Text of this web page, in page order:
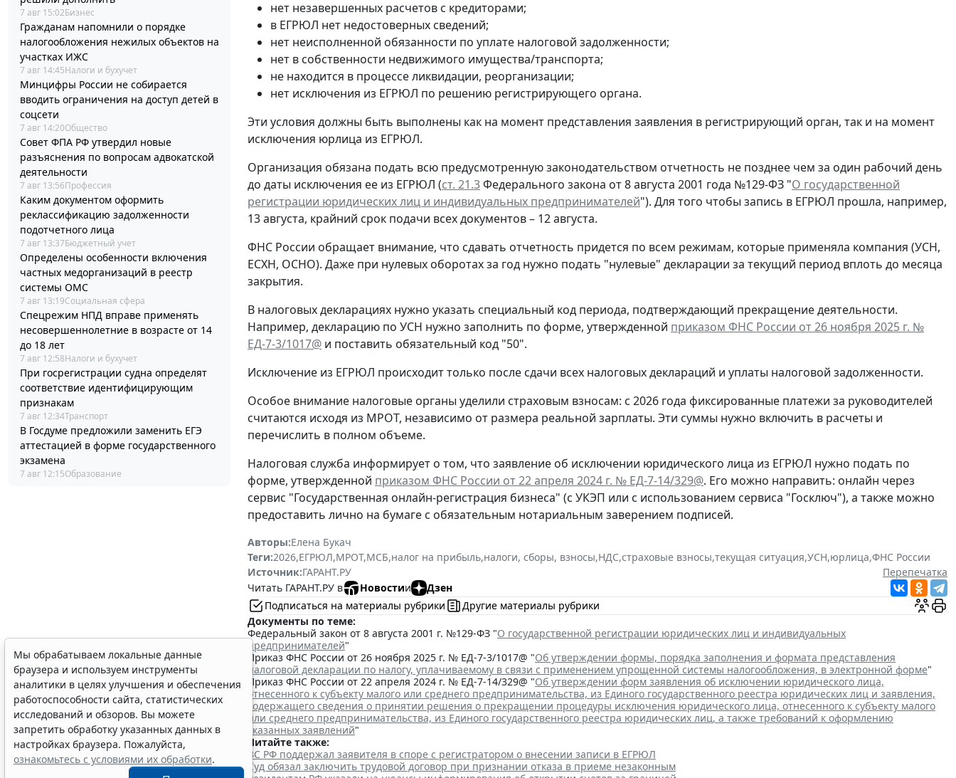
7 авг 15:02Бизнес
Гражданам напомнили о порядке
налогообложения нежилых объектов на
участках ИЖС
7 авг 14:45Налоги и бухучет
Минцифры России не собирается
вводить ограничения на доступ детей в
соцсети
7 авг 14:20Общество
Совет ФПА РФ утвердил новые
разъяснения по вопросам адвокатской
деятельности
7 авг 13:56Профессия
Каким документом оформить
реклассификацию задолженности
подотчетного лица
7 авг 13:37Бюджетный учет
Определены особенности включения
частных медорганизаций в реестр
системы ОМС
7 авг 13:19Социальная сфера
Спецрежим НПД вправе применять
несовершеннолетние в возрасте от 14
до 18 лет
7 авг 12:58Налоги и бухучет
При госрегистрации судна определят
соответствие идентифицирующим
признакам
7 авг 12:34Транспорт
В Госдуме предложили заменить ЕГЭ
аттестацией в форме государственного
экзамена
7 авг 12:15Образование
нет незавершенных расчетов с кредиторами;
в ЕГРЮЛ нет недостоверных сведений;
нет неисполненной обязанности по уплате налоговой задолженности;
нет в собственности недвижимого имущества/транспорта;
не находится в процессе ликвидации, реорганизации;
нет исключения из ЕГРЮЛ по решению регистрирующего органа.
Эти условия должны быть выполнены как на момент представления заявления в регистрирующий орган, так и на момент
исключения юрлица из ЕГРЮЛ.
Организация обязана подать всю предусмотренную законодательством отчетность не позднее чем за один рабочий день
до даты исключения ее из ЕГРЮЛ (ст. 21.3Федерального закона от 8 августа 2001 года №129-ФЗ "О государственной
регистрации юридических лиц и индивидуальных предпринимателей"). Для того чтобы запись в ЕГРЮЛ прошла, например,
13 августа, крайний срок подачи всех документов – 12 августа.
ФНС России обращает внимание, что сдавать отчетность придется по всем режимам, которые применяла компания (УСН,
ЕСХН, ОСНО). Даже при нулевых оборотах за год нужно подать "нулевые" декларации за текущий период вплоть до месяца
закрытия.
В налоговых декларациях нужно указать специальный код периода, подтверждающий прекращение деятельности.
Например, декларацию по УСН нужно заполнить по форме, утвержденной приказом ФНС России от 26 ноября 2025 г. №
ЕД-7-3/1017@ и поставить обязательный код "50".
Исключение из ЕГРЮЛ происходит только после сдачи всех налоговых деклараций и уплаты налоговой задолженности.
Особое внимание налоговые органы уделили страховым взносам: с 2026 года фиксированные платежи за руководителей
считаются исходя из МРОТ, независимо от размера реальной зарплаты. Эти суммы нужно включить в расчеты и
перечислить в полном объеме.
Налоговая служба информирует о том, что заявление об исключении юридического лица из ЕГРЮЛ нужно подать по
форме, утвержденной приказом ФНС России от 22 апреля 2024 г. № ЕД-7-14/329@. Его можно направить: онлайн через
сервис "Государственная онлайн-регистрация бизнеса" (с УКЭП или с использованием сервиса "Госключ"), а также можно
предоставить лично на бумаге с обязательным нотариальным заверением подписей.
Авторы:Елена Букач
Теги:2026,ЕГРЮЛ,МРОТ,МСБ,налог на прибыль,налоги, сборы, взносы,НДС,страховые взносы,текущая ситуация,УСН,юрлица,ФНС России
Источник:ГАРАНТ.РУ
Перепечатка
Читать ГАРАНТ.РУ в
Новостии
Дзен
Подписаться на материалы рубрики
Другие материалы рубрики
Документы по теме:
Федеральный закон от 8 августа 2001 г. №129-ФЗ "О государственной регистрации юридических лиц и индивидуальных
предпринимателей"
Приказ ФНС России от 26 ноября 2025 г. № ЕД-7-3/1017@ "Об утверждении формы, порядка заполнения и формата представления
налоговой декларации по налогу, уплачиваемому в связи с применением упрощенной системы налогообложения, в электронной форме"
Приказ ФНС России от 22 апреля 2024 г. № ЕД-7-14/329@ "Об утверждении форм заявления об исключении юридического лица,
отнесенного к субъекту малого или среднего предпринимательства, из Единого государственного реестра юридических лиц и заявления,
содержащего сведения о принятии решения о прекращении процедуры исключения юридического лица, отнесенного к субъекту малого
или среднего предпринимательства, из Единого государственного реестра юридических лиц, а также требований к оформлению
указанных заявлений"
Читайте также:
ВС РФ поддержал заявителя в споре с регистратором о внесении записи в ЕГРЮЛ
Суд обязал заключить трудовой договор при признании отказа в приеме незаконным
Мы обрабатываем локальные данные
браузера и используем инструменты
аналитики в целях улучшения и обеспечения
работоспособности сайта, статистических
исследований и обзоров. Вы можете
запретить обработку указанных данных в
настройках браузера. Пожалуйста,
ознакомьтесь с условиями их обработки.